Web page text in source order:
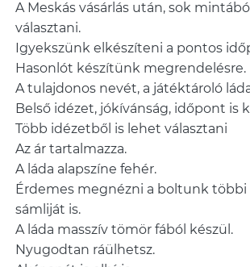
A Meskás vásárlás után, sok
választani.
Igyekszünk elkészíteni a pontos
Hasonlót készítünk megrendelésre.
A tulajdonos nevét, a játéktároló
Belső idézet, jókívánság, időpont is
Több idézetből is lehet választani
Az ár tartalmazza.
A láda alapszíne fehér.
Érdemes megnézni a boltunk többi
sámliját is.
A láda masszív tömör fából készül.
Nyugodtan ráülhetsz.